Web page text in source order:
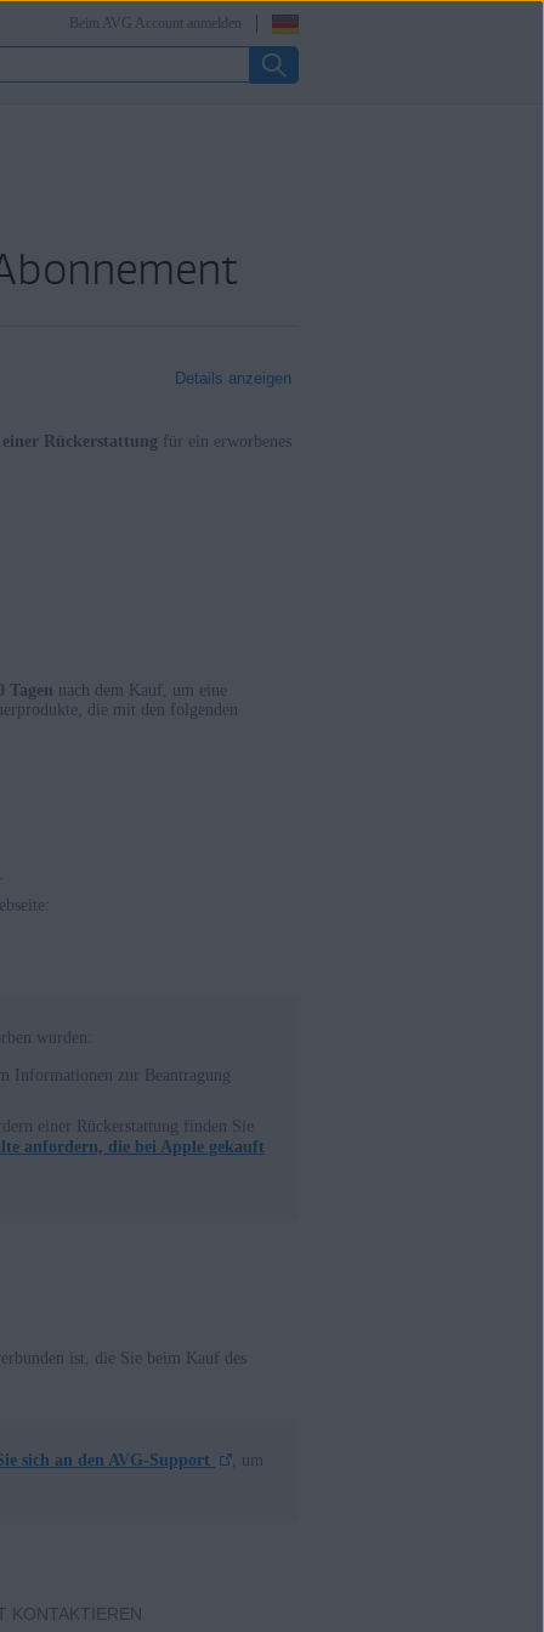
Beim AVG Account anmelden
Details anzeigen
Rückerstattung für ein erworbenes
Tagen nach dem Kauf, um eine
die mit den folgenden
wurden:
Informationen zur Beantragung
einer Rückerstattung finden Sie
anfordern, die bei Apple gekauft
ist, die Sie beim Kauf des
sich an den AVG-Support
, um
KONTAKTIEREN